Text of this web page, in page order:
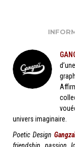
univers imaginaire.
Poetic Design